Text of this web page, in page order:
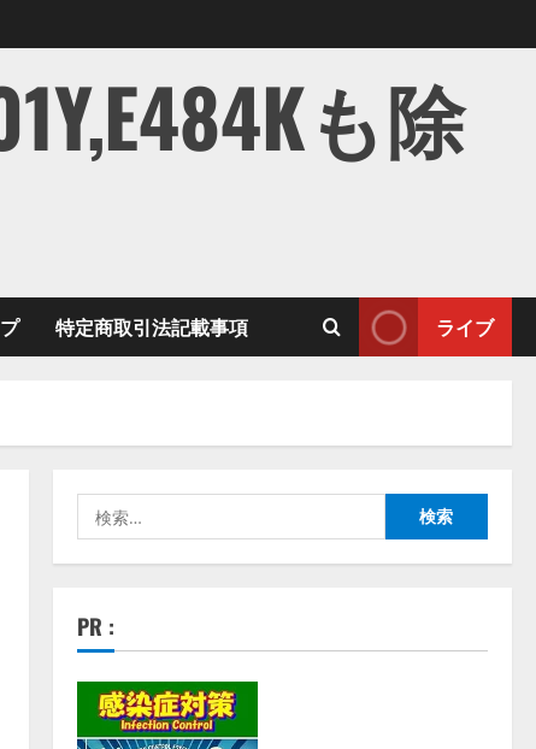
も除
特定商取引法記載事項 ライブ
索:
PR :